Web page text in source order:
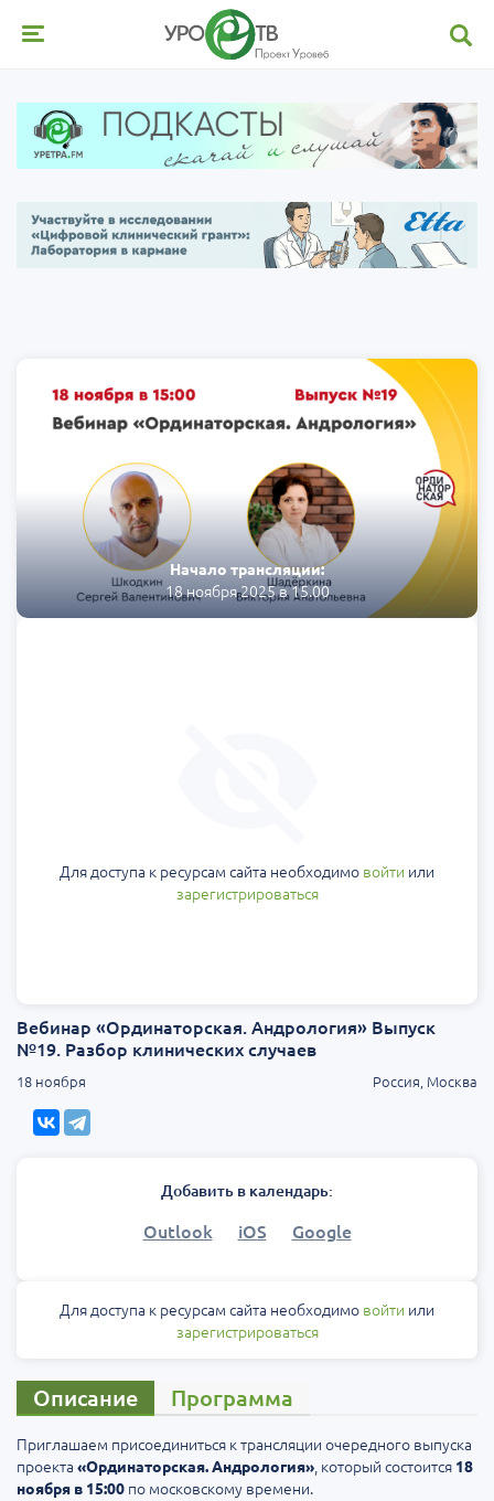
Начало трансляции:
18 ноября 2025 в 15.00
Для доступа к ресурсам сайта необходимо войти или
зарегистрироваться
Вебинар «Ординаторская. Андрология» Выпуск
№19. Разбор клинических случаев
18 ноября Россия, Москва
Добавить в календарь:
Outlook iOS Google
Для доступа к ресурсам сайта необходимо войти или
зарегистрироваться
Описание Программа
Приглашаем присоединиться к трансляции очередного выпуска
проекта «Ординаторская. Андрология», который состоится 18
ноября в 15:00 по московскому времени.